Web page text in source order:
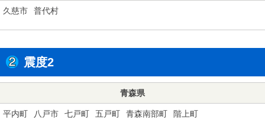
久慈市 普代村
震度2
青森県
平内町 八戸市 七戸町 五戸町 青森南部町 階上町